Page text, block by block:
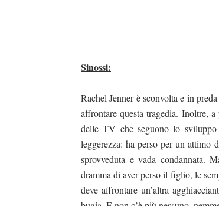
Sinossi:
Rachel Jenner è sconvolta e in
affrontare questa tragedia. Inoltre,
delle TV che seguono lo
leggerezza: ha perso per un attimo
sprovveduta e vada condannata.
dramma di aver perso il figlio, le
deve affrontare un’altra